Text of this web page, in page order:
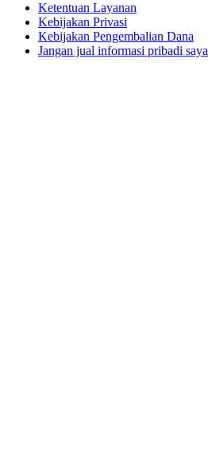
Ketentuan Layanan
Kebijakan Privasi
Kebijakan Pengembalian Dana
Jangan jual informasi pribadi saya